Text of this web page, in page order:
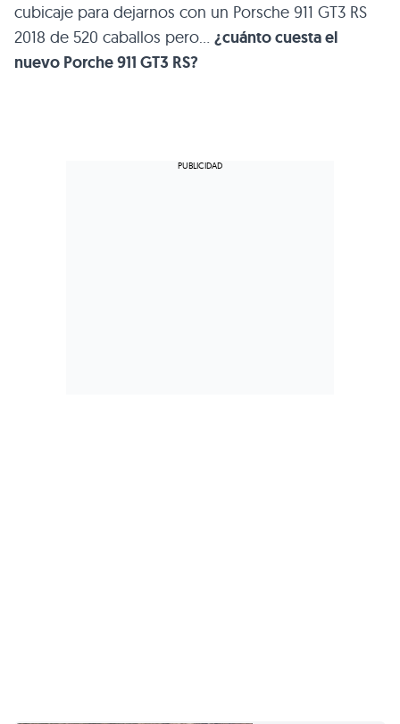
cubicaje para dejarnos con un Porsche 911 GT3 RS
2018 de 520 caballos pero… ¿cuánto cuesta el
nuevo Porche 911 GT3 RS?